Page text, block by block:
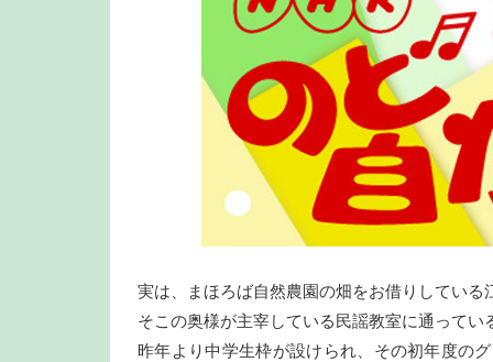
実は、まほろば自然農園の畑をお借りしている
そこの奥様が主宰している民謡教室に通ってい
昨年より中学生枠が設けられ、その初年度の